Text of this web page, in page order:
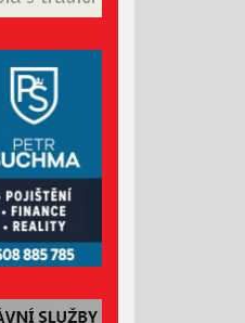
Únor 2022
Prosinec 2021
Listopad 2021
Říjen 2021
Září 2021
Srpen 2021
Červenec 2021
Červen 2021
Květen 2021